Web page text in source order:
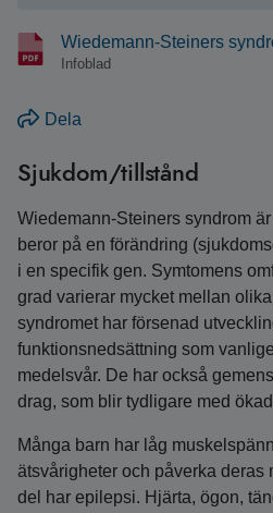
Wiedemann-Steiners
Infoblad
Dela
Sjukdom/tillstånd
Wiedemann‑Steiners syndrom
beror på en förändring
i en specifik gen. Symtomens
grad varierar mycket mellan
syndromet har försenad
funktionsnedsättning som
medelsvår. De har också
drag, som blir tydligare med
Många barn har låg
ätsvårigheter och påverka deras
del har epilepsi. Hjärta, ögon,